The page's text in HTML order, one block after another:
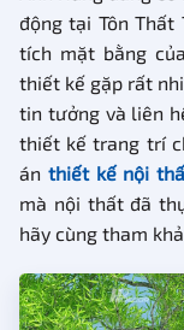
động tại Tôn
tích mặt bằng
thiết kế gặp rất
tin tưởng và liên
thiết kế trang trí
án thiết kế nội
mà nội thất đã
hãy cùng tham